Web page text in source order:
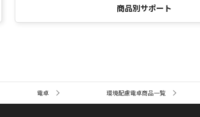
商品別サポート
電卓 環境配慮電卓商品一覧